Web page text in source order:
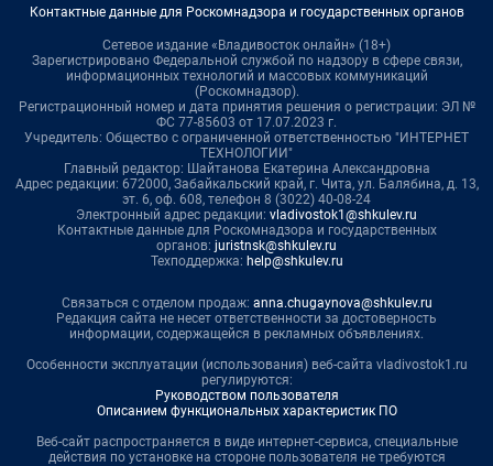
Контактные данные для Роскомнадзора и государственных органов
Сетевое издание «Владивосток онлайн» (18+)
Зарегистрировано Федеральной службой по надзору в сфере связи,
информационных технологий и массовых коммуникаций
(Роскомнадзор).
Регистрационный номер и дата принятия решения о регистрации: ЭЛ №
ФС 77-85603 от 17.07.2023 г.
Учредитель: Общество с ограниченной ответственностью "ИНТЕРНЕТ
ТЕХНОЛОГИИ"
Главный редактор: Шайтанова Екатерина Александровна
Адрес редакции: 672000, Забайкальский край, г. Чита, ул. Балябина, д. 13,
эт. 6, оф. 608, телефон 8 (3022) 40-08-24
Электронный адрес редакции: vladivostok1@shkulev.ru
Контактные данные для Роскомнадзора и государственных
органов: juristnsk@shkulev.ru
Техподдержка: help@shkulev.ru
Связаться с отделом продаж: anna.chugaynova@shkulev.ru
Редакция сайта не несет ответственности за достоверность
информации, содержащейся в рекламных объявлениях.
Особенности эксплуатации (использования) веб-сайта vladivostok1.ru
регулируются:
Руководством пользователя
Описанием функциональных характеристик ПО
Веб-сайт распространяется в виде интернет-сервиса, специальные
действия по установке на стороне пользователя не требуются